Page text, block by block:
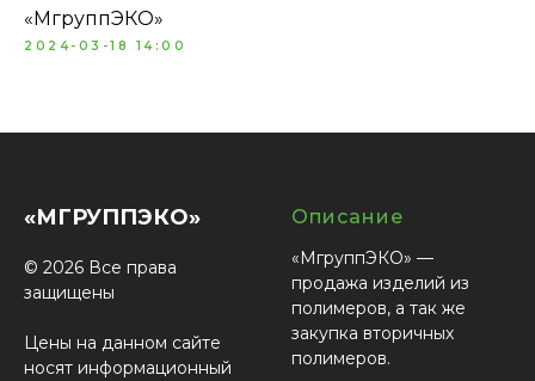
«МгруппЭКО»
2024-03-18 14:00
«МГРУППЭКО»
© 2026 Все права
защищены
Цены на данном сайте
носят информационный
Описание
«МгруппЭКО» —
продажа изделий из
полимеров, а так же
закупка вторичных
полимеров.